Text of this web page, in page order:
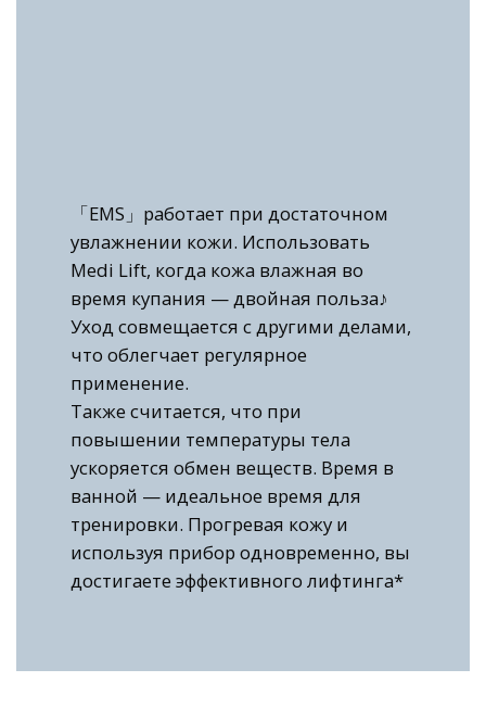
「EMS」работает при достаточном
увлажнении кожи. Использовать
Medi Lift, когда кожа влажная во
время купания — двойная польза♪
Уход совмещается с другими делами,
что облегчает регулярное
применение.
Также считается, что при
повышении температуры тела
ускоряется обмен веществ. Время в
ванной — идеальное время для
тренировки. Прогревая кожу и
используя прибор одновременно, вы
достигаете эффективного лифтинга*